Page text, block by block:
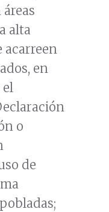
alta
acarreen
en
el
o
de